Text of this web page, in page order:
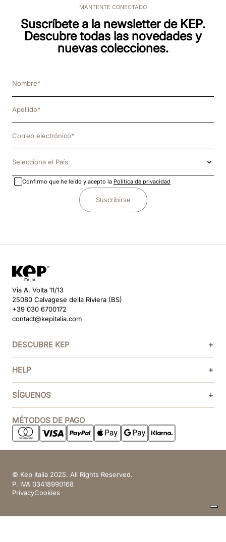
MANTENTE CONECTADO
Suscríbete a la newsletter de KEP.
Descubre todas las novedades y
nuevas colecciones.
Selecciona el País
Confirmo que he leído y acepto la Política de privacidad
Suscribirse
Via A. Volta 11/13
25080 Calvagese della Riviera (BS)
+39 030 6700172
contact@kepitalia.com
DESCUBRE KEP
HELP
SÍGUENOS
MÉTODOS DE PAGO
© Kep Italia 2025. All Rights Reserved.
P. IVA 03418990168
PrivacyCookies